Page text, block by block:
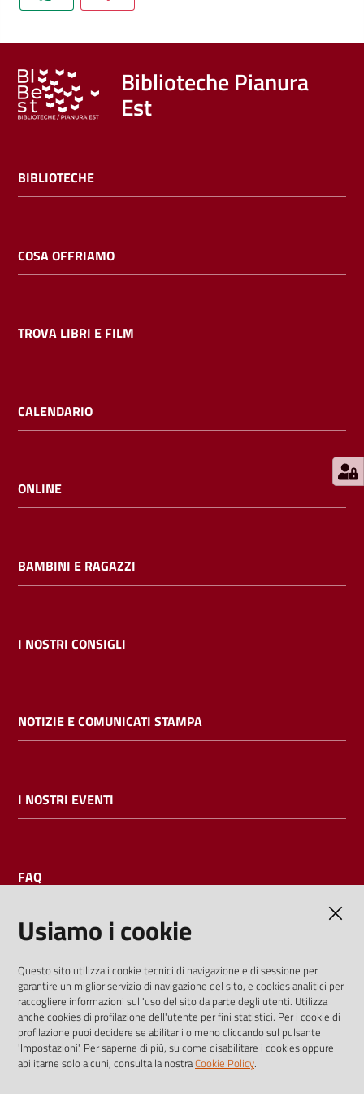
e
Calendario
Online
ragazzi
i
l
Cerca nei
cataloghi
Chiedi al
Biblioteche Pianura
Est
BIBLIOTECHE
COSA OFFRIAMO
TROVA LIBRI E FILM
CALENDARIO
ONLINE
BAMBINI E RAGAZZI
I NOSTRI CONSIGLI
NOTIZIE E COMUNICATI STAMPA
I NOSTRI EVENTI
FAQ
I dati personali pubblicati sono riutilizzabili solo alle condizioni
previste dalla direttiva comunitaria 2003/98/CE e dal d.lgs.
36/2006
Usiamo i cookie
Questo sito utilizza i cookie tecnici di navigazione e di sessione per
garantire un miglior servizio di navigazione del sito, e cookies analitici per
raccogliere informazioni sull'uso del sito da parte degli utenti. Utilizza
anche cookies di profilazione dell'utente per fini statistici. Per i cookie di
profilazione puoi decidere se abilitarli o meno cliccando sul pulsante
'Impostazioni'. Per saperne di più, su come disabilitare i cookies oppure
abilitarne solo alcuni, consulta la nostraCookie Policy.